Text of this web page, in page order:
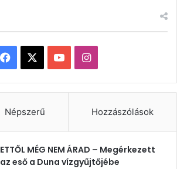
Facebook YouTubeInstagram
Népszerű Hozzászólások
ETTŐL MÉG NEM ÁRAD – Megérkezett
az eső a Duna vízgyűjtőjébe